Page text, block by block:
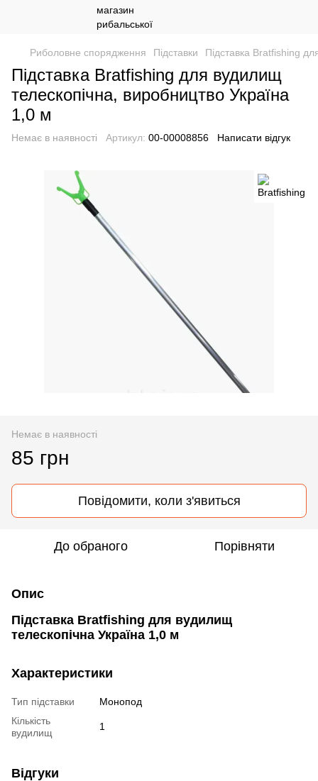
Риболовне спорядження Підставки Підставка Bratfishing
Підставка Bratfishing для вудилищ
телескопічна, виробництво Україна
1,0 м
Немає в наявності Артикул: 00-00008856 Написати відгук
Немає в наявності
85 грн
Повідомити, коли з'явиться
До обраного Порівняти
Опис
Підставка Bratfishing для вудилищ
телескопічна Україна 1,0 м
Характеристики
Тип підставки
Монопод
Кількість
вудилищ
1
Відгуки